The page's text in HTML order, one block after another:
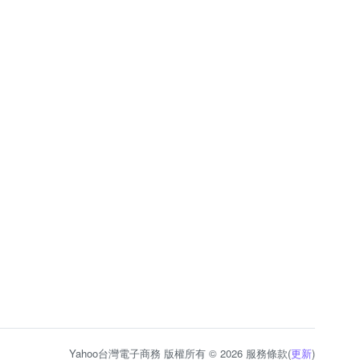
Yahoo台灣電子商務 版權所有 © 2026 服務條款(更新)